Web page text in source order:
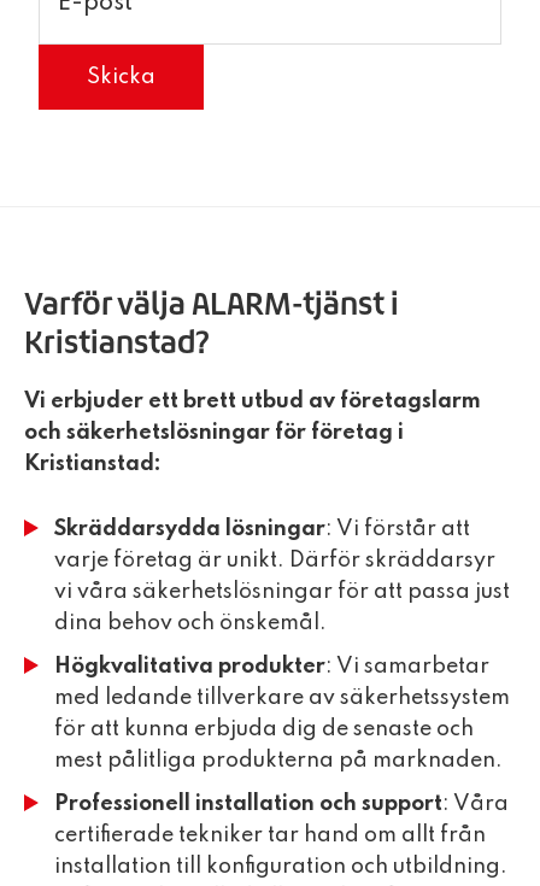
post
Varför välja ALARM-tjänst i
Kristianstad?
Vi erbjuder ett brett utbud av företagslarm
och säkerhetslösningar för företag i
Kristianstad:
Skräddarsydda lösningar: Vi förstår att
varje företag är unikt. Därför skräddarsyr
vi våra säkerhetslösningar för att passa just
dina behov och önskemål.
Högkvalitativa produkter: Vi samarbetar
med ledande tillverkare av säkerhetssystem
för att kunna erbjuda dig de senaste och
mest pålitliga produkterna på marknaden.
Professionell installation och support: Våra
certifierade tekniker tar hand om allt från
installation till konfiguration och utbildning.